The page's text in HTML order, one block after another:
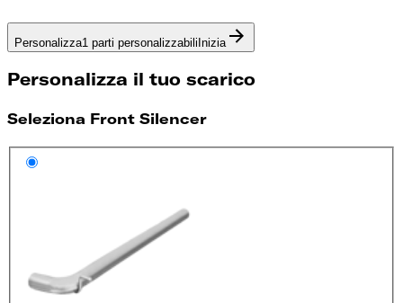
Personalizza1 parti personalizzabiliInizia
Personalizza il tuo scarico
Seleziona Front Silencer